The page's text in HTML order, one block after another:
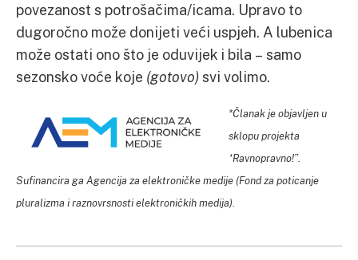
povezanost s potrošačima/icama. Upravo to
dugoročno može donijeti veći uspjeh. A lubenica
može ostati ono što je oduvijek i bila – samo
sezonsko voće koje (gotovo)svi volimo.
*Članak je objavljen u
sklopu projekta
“Ravnopravno!”.
Sufinancira ga Agencija za elektroničke medije (Fond za poticanje
pluralizma i raznovrsnosti elektroničkih medija).